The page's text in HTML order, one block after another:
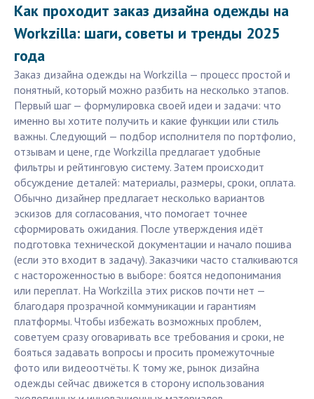
Как проходит заказ дизайна одежды на
Workzilla: шаги, советы и тренды 2025
года
Заказ дизайна одежды на Workzilla — процесс простой и
понятный, который можно разбить на несколько этапов.
Первый шаг — формулировка своей идеи и задачи: что
именно вы хотите получить и какие функции или стиль
важны. Следующий — подбор исполнителя по портфолио,
отзывам и цене, где Workzilla предлагает удобные
фильтры и рейтинговую систему. Затем происходит
обсуждение деталей: материалы, размеры, сроки, оплата.
Обычно дизайнер предлагает несколько вариантов
эскизов для согласования, что помогает точнее
сформировать ожидания. После утверждения идёт
подготовка технической документации и начало пошива
(если это входит в задачу). Заказчики часто сталкиваются
с настороженностью в выборе: боятся недопонимания
или переплат. На Workzilla этих рисков почти нет —
благодаря прозрачной коммуникации и гарантиям
платформы. Чтобы избежать возможных проблем,
советуем сразу оговаривать все требования и сроки, не
бояться задавать вопросы и просить промежуточные
фото или видеоотчёты. К тому же, рынок дизайна
одежды сейчас движется в сторону использования